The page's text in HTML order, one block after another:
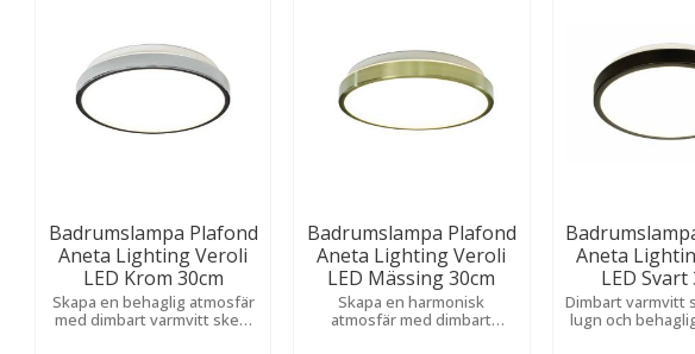
Badrumslampa Plafond
Aneta Lighting Veroli
LED Krom 30cm
Skapa en behaglig atmosfär
med dimbart varmvitt sken.
Badrumslampa Plafond
Aneta Lighting Veroli
LED Mässing 30cm
Skapa en harmonisk
atmosfär med dimbart
Aneta
LED Svart
Dimbart varmvitt
lugn och